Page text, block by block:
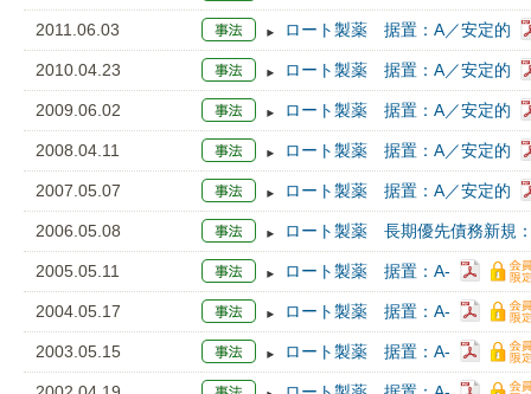
2011.06.03 ロート製薬 据置：A／安定的
2010.04.23 ロート製薬 据置：A／安定的
2009.06.02 ロート製薬 据置：A／安定的
2008.04.11 ロート製薬 据置：A／安定的
2007.05.07 ロート製薬 据置：A／安定的
2006.05.08 ロート製薬 長期優先債務新規
2005.05.11 ロート製薬 据置：A-
2004.05.17 ロート製薬 据置：A-
2003.05.15 ロート製薬 据置：A-